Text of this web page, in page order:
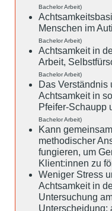
Bachelor Arbeit)
Menschen im
Bachelor Arbeit)
Achtsamkeit in
Arbeit,
Bachelor Arbeit)
Das Verständnis
Achtsamkeit in
Pfeifer-Schaupp
Bachelor Arbeit)
Kann
methodischer
fungieren, um
Klient:innen zu
Weniger Stress
Achtsamkeit in
Untersuchung
Unterscheidung: